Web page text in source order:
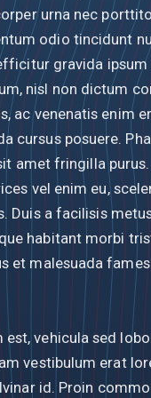
urna nec
odio tincidunt
gravida
nisl non dictum
ac venenatis enim
cursus posuere.
amet fringilla
vel enim eu,
Duis a facilisis
habitant morbi
et malesuada
est, vehicula sed
vestibulum erat
id. Proin